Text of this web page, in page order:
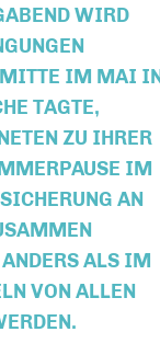
WIRD
MITTE IM MAI
TAGTE,
ZU IHRER
IM
AN
K
ALS IM B
VON ALLEN T